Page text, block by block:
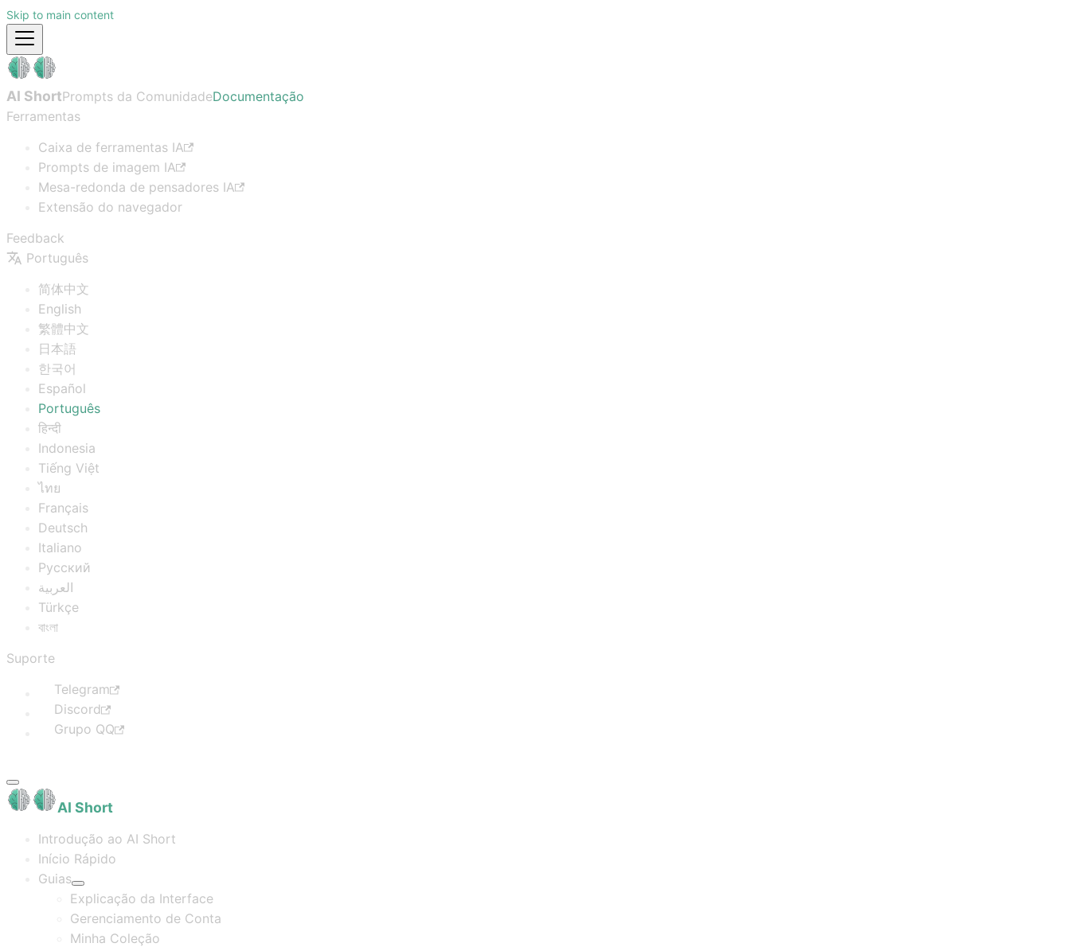
Skip to main content
AI ShortPrompts da ComunidadeDocumentação
Ferramentas
Caixa de ferramentas IA
Prompts de imagem IA
Mesa-redonda de pensadores IA
Extensão do navegador
Feedback
Português
简体中文
English
繁體中文
日本語
한국어
Español
Português
हिन्दी
Indonesia
Tiếng Việt
ไทย
Français
Deutsch
Italiano
Русский
العربية
Türkçe
বাংলা
Suporte
Telegram
Discord
Grupo QQ
AI Short
Introdução ao AI Short
Início Rápido
Guias
Explicação da Interface
Gerenciamento de Conta
Minha Coleção